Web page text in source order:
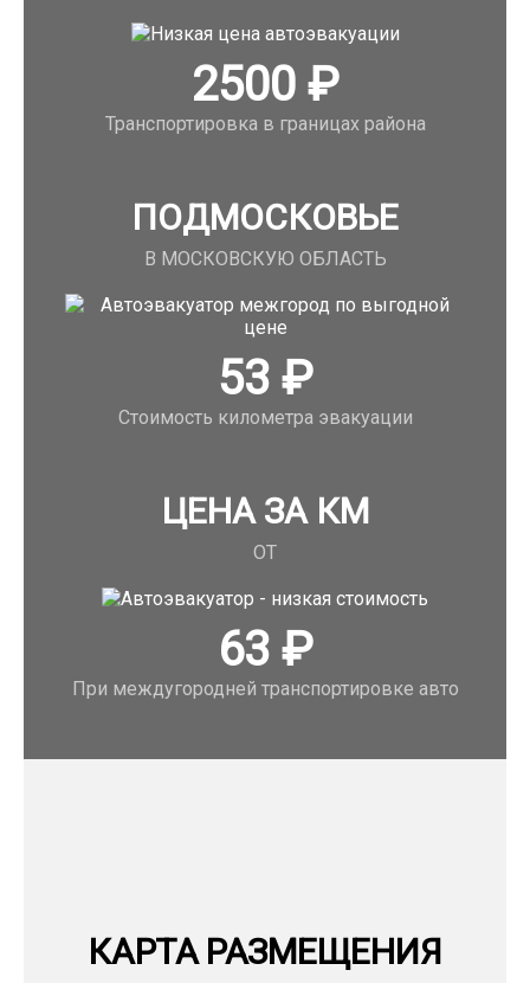
2500₽
Транспортировка в границах района
ПОДМОСКОВЬЕ
В МОСКОВСКУЮ ОБЛАСТЬ
53₽
Стоимость километра эвакуации
ЦЕНА ЗА КМ
ОТ
63₽
При междугородней транспортировке авто
КАРТА РАЗМЕЩЕНИЯ